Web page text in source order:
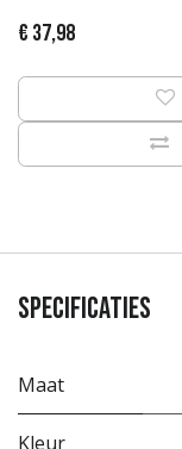
€ 37,98
Specificaties
Maat
Kleur